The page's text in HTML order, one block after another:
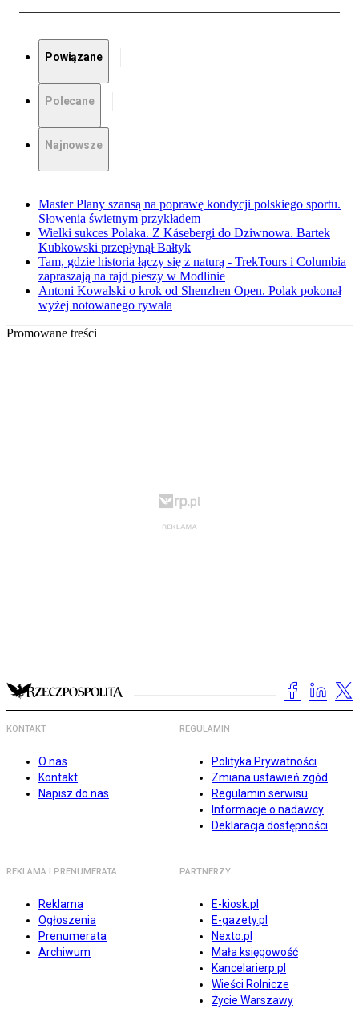
Powiązane
Polecane
Najnowsze
Master Plany szansą na poprawę kondycji polskiego sportu.
Słowenia świetnym przykładem
Wielki sukces Polaka. Z Kåsebergi do Dziwnowa. Bartek
Kubkowski przepłynął Bałtyk
Tam, gdzie historia łączy się z naturą - TrekTours i Columbia
zapraszają na rajd pieszy w Modlinie
Antoni Kowalski o krok od Shenzhen Open. Polak pokonał
wyżej notowanego rywala
Promowane treści
KONTAKT
O nas
Kontakt
Napisz do nas
REGULAMIN
Polityka Prywatności
Zmiana ustawień zgód
Regulamin serwisu
Informacje o nadawcy
Deklaracja dostępności
REKLAMA I PRENUMERATA
Reklama
Ogłoszenia
Prenumerata
Archiwum
PARTNERZY
E-kiosk.pl
E-gazety.pl
Nexto.pl
Mała księgowość
Kancelarierp.pl
Wieści Rolnicze
Życie Warszawy